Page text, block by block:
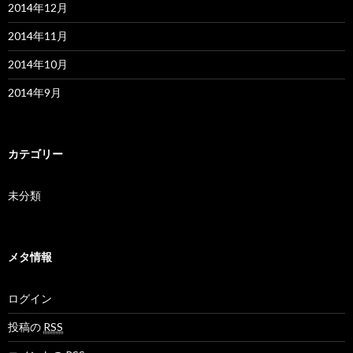
2014年12月
2014年11月
2014年10月
2014年9月
カテゴリー
未分類
メタ情報
ログイン
投稿の RSS